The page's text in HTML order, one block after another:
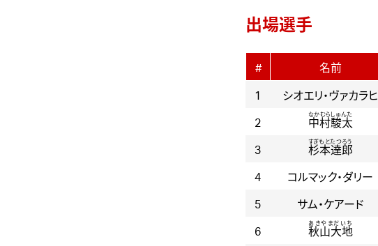
出場選手
# 名前
1 シオエリ・ヴァカラヒ
2 中村駿太
なかむらしゅんた
3 杉本達郎
すぎもとたつろう
4 コルマック・ダリー
5 サム・ケアード
6 秋山大地
あきやまだいち